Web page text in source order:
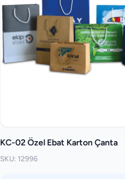
KC-02 Özel Ebat Karton Çanta
SKU: 12996